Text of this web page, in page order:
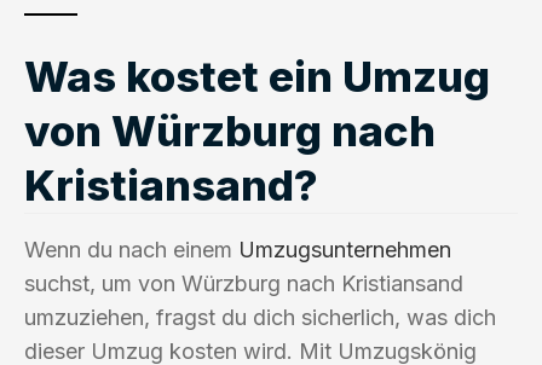
Was kostet ein Umzug
von Würzburg nach
Kristiansand?
Wenn du nach einem Umzugsunternehmen
suchst, um von Würzburg nach Kristiansand
umzuziehen, fragst du dich sicherlich, was dich
dieser Umzug kosten wird. Mit Umzugskönig